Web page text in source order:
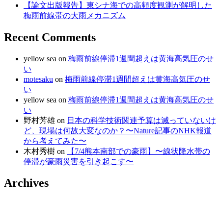
【論文出版報告】東シナ海での高頻度観測が解明した
梅雨前線帯の大雨メカニズム
Recent Comments
yellow sea on 梅雨前線停滞1週間超えは黄海高気圧のせ
い
motesaku on 梅雨前線停滞1週間超えは黄海高気圧のせ
い
yellow sea on 梅雨前線停滞1週間超えは黄海高気圧のせ
い
野村芳雄 on 日本の科学技術関連予算は減っていないけ
ど、現場は何故大変なのか？〜Nature記事のNHK報道
から考えてみた〜
木村秀樹 on
【7/4熊本南部での豪雨】〜線状降水帯の
停滞が豪雨災害を引き起こす〜
Archives